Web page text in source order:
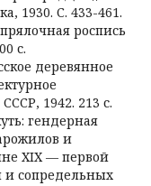
1930. С. 433-461.
роспись
с.
деревянное
1942. 213 с.
гендерная
и
ХIХ — первой
и сопредельных